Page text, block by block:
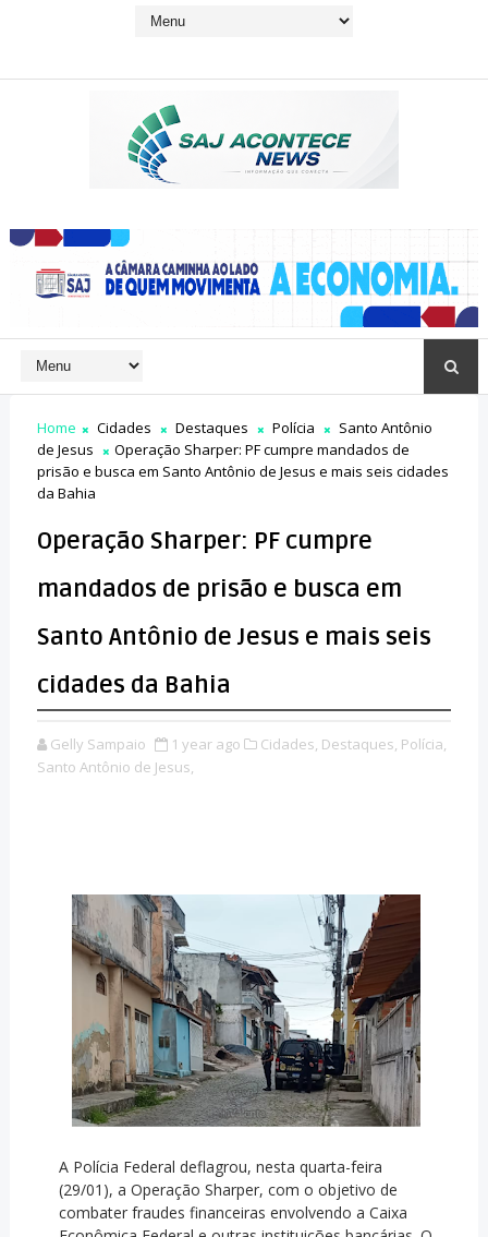
Home Cidades Destaques Polícia
Santo Antônio
de Jesus
Operação Sharper: PF cumpre mandados de
prisão e busca em Santo Antônio de Jesus e mais seis cidades
da Bahia
Operação Sharper: PF cumpre
mandados de prisão e busca em
Santo Antônio de Jesus e mais seis
cidades da Bahia
Gelly Sampaio 1 year ago Cidades, Destaques, Polícia,
Santo Antônio de Jesus,
A Polícia Federal deflagrou, nesta quarta-feira
(29/01), a Operação Sharper, com o objetivo de
combater fraudes financeiras envolvendo a Caixa